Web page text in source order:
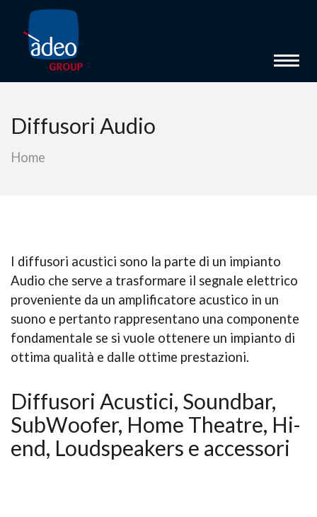
Diffusori Audio
Home
I diffusori acustici sono la parte di un impianto
Audio che serve a trasformare il segnale elettrico
proveniente da un amplificatore acustico in un
suono e pertanto rappresentano una componente
fondamentale se si vuole ottenere un impianto di
ottima qualità e dalle ottime prestazioni.
Diffusori Acustici, Soundbar,
SubWoofer, Home Theatre, Hi-
end, Loudspeakers e accessori